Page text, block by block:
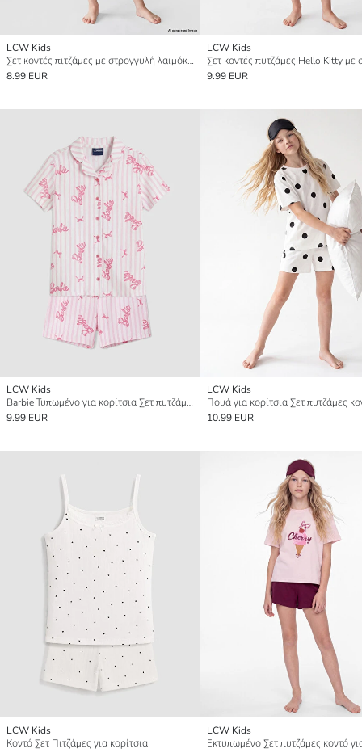
LCW Kids
Σετ κοντές πιτζάμες με στρογγυλή λαιμόκοψη για κορίτσια
8.99 EUR
LCW Kids
9.99 EUR
LCW Kids
Barbie Τυπωμένο για κορίτσια Σετ πυτζάμες κοντό
9.99 EUR
LCW Kids
Πουά για κορίτσια Σετ πυτζάμες
10.99 EUR
LCW Kids
Κοντό Σετ Πιτζάμες για κορίτσια
LCW Kids